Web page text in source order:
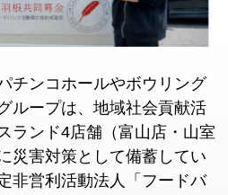
チンコホールやボウリング
ループは、地域社会貢献活
ランド4店舗（富山店・山室
災害対策として備蓄してい
非営利活動法人「フードバ